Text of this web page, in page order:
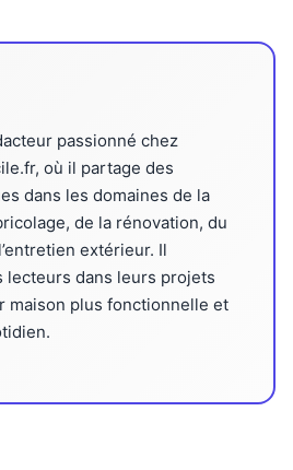
passionné chez
où il partage des
dans les domaines de la
de la rénovation, du
extérieur. Il
lecteurs dans leurs projets
maison plus fonctionnelle et